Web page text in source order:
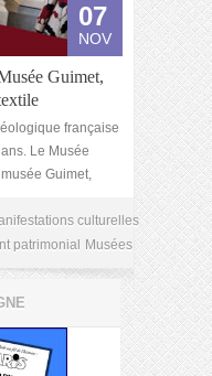
07
NOV
Guimet,
française
Le Musée
Guimet,
culturelles
patrimonial Musées